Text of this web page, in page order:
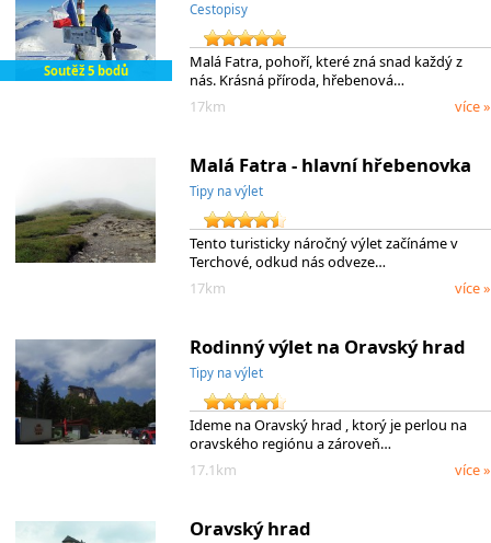
Soutěž 5 bodů
Cestopisy
Malá Fatra, pohoří, které zná snad každý z
nás. Krásná příroda, hřebenová…
17km
více »
Malá Fatra - hlavní hřebenovka
Tipy na výlet
Tento turisticky náročný výlet začínáme v
Terchové, odkud nás odveze…
17km
více »
Rodinný výlet na Oravský hrad
Tipy na výlet
Ideme na Oravský hrad , ktorý je perlou na
oravského regiónu a zároveň…
17.1km
více »
Oravský hrad